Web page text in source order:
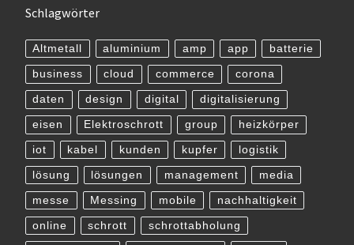
Schlagwörter
Altmetall aluminium amp app batterie
business cloud commerce corona
daten design digital digitalisierung
eisen Elektroschrott group heizkörper
iot kabel kunden kupfer logistik
lösung lösungen management media
messe Messing mobile nachhaltigkeit
online schrott schrottabholung